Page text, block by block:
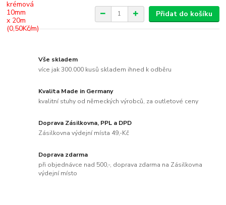
Přidat do košíku
Vše skladem
více jak 300.000 kusů skladem ihned k odběru
Kvalita Made in Germany
kvalitní stuhy od německých výrobců, za outletové ceny
Doprava Zásilkovna, PPL a DPD
Zásilkovna výdejní místa 49,-Kč
Doprava zdarma
při objednávce nad 500,-, doprava zdarma na Zásilkovna
výdejní místo